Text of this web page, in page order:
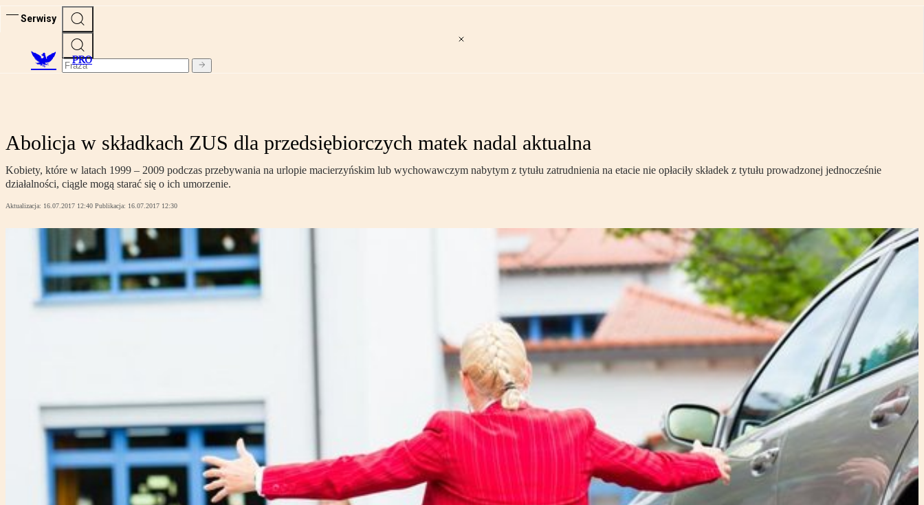
Serwisy
PRO
Abolicja w składkach ZUS dla przedsiębiorczych matek nadal aktualna
Kobiety, które w latach 1999 – 2009 podczas przebywania na urlopie macierzyńskim lub wychowawczym nabytym z tytułu zatrudnienia na etacie nie opłaciły składek z tytułu prowadzonej jednocześnie
działalności, ciągle mogą starać się o ich umorzenie.
Aktualizacja: 16.07.2017 12:40 Publikacja: 16.07.2017 12:30